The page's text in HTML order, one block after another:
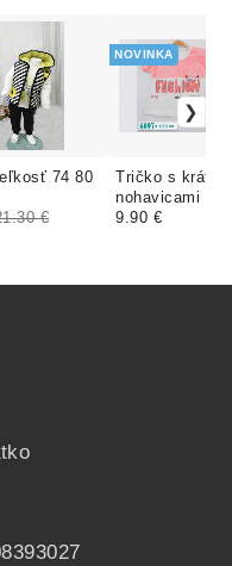
74 80
€
Tričko s
nohavicami
NOVINKA
9.90 €